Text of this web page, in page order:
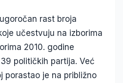
rast broja
učestvuju na izborima
2010. godine
političkih partija. Već
porastao je na približno